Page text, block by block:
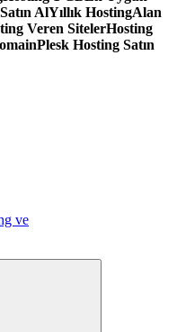
AlYıllık HostingAlan
Veren SitelerHosting
Plesk Hosting Satın